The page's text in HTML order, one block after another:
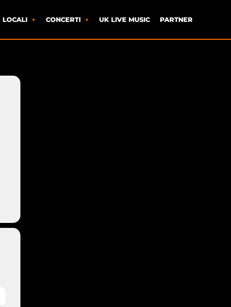
LOCALI CONCERTI UK LIVE MUSIC PARTNER